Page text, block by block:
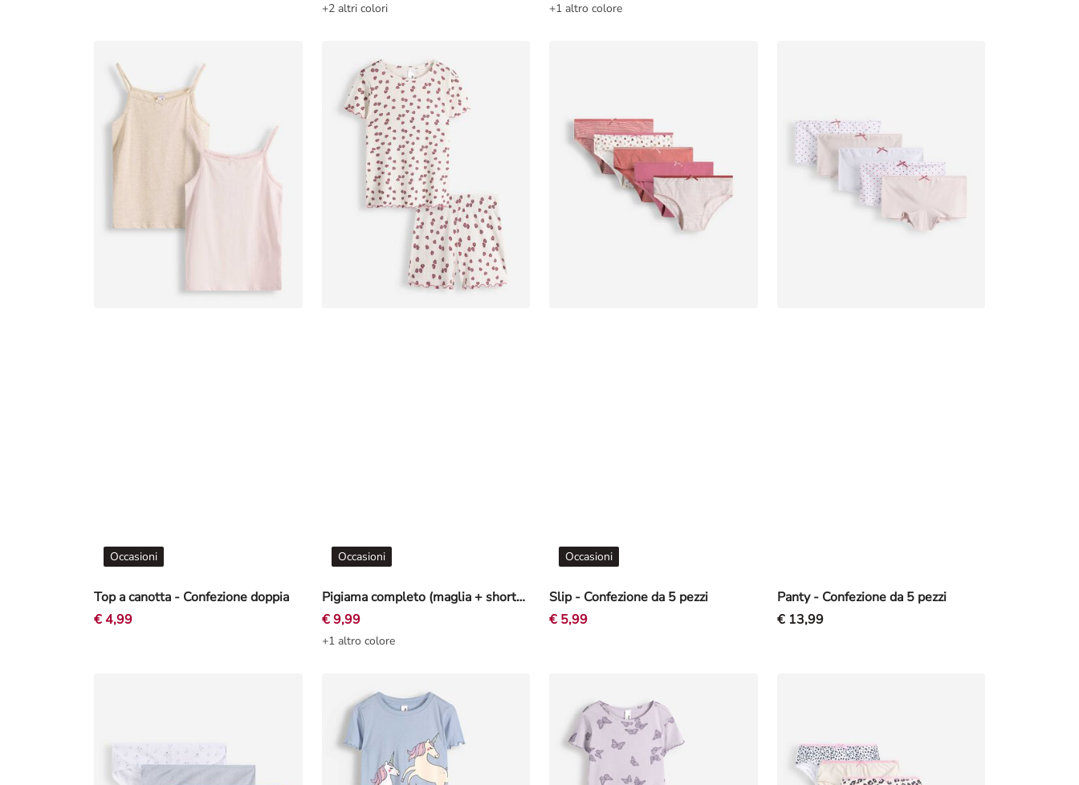
+2 altri colori +1 altro colore
Top a canotta - Confezione doppia
Occasioni
€ 4,99
Pigiama completo (maglia + shorts) - Motivo allover - Bianco sporco
Occasioni
€ 9,99
+1 altro colore
Slip - Confezione da 5 pezzi
Occasioni
€ 5,99
Panty - Confezione da 5 pezzi
€ 13,99